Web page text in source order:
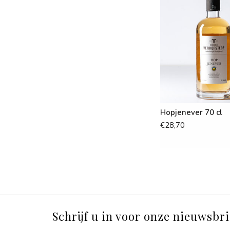
Hopjenever 70 cl
€28,70
Schrijf u in voor onze